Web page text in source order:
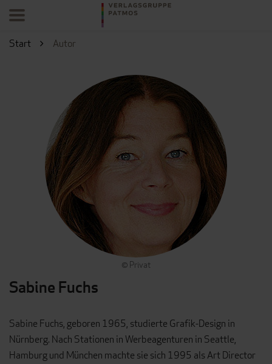
Start Autor
© Privat
Sabine Fuchs
Sabine Fuchs, geboren 1965, studierte Grafik-Design in
Nürnberg. Nach Stationen in Werbeagenturen in Seattle,
Hamburg und München machte sie sich 1995 als Art Director